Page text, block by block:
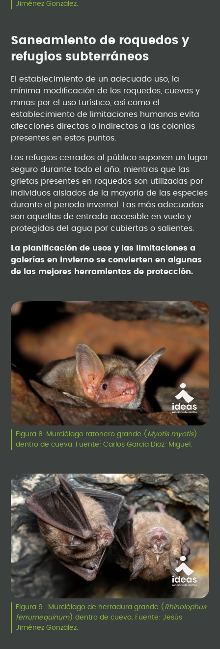
Jiménez González.
Saneamiento de roquedos y
refugios subterráneos
El establecimiento de un adecuado uso, la
mínima modificación de los roquedos, cuevas y
minas por el uso turístico, así como el
establecimiento de limitaciones humanas evita
afecciones directas o indirectas a las colonias
presentes en estos puntos.
Los refugios cerrados al público suponen un lugar
seguro durante todo el año, mientras que las
grietas presentes en roquedos son utilizadas por
individuos aislados de la mayoría de las especies
durante el periodo invernal. Las más adecuadas
son aquellas de entrada accesible en vuelo y
protegidas del agua por cubiertas o salientes.
La planificación de usos y las limitaciones a
galerías en invierno se convierten en algunas
de las mejores herramientas de protección.
Figura 8. Murciélago ratonero grande ( Myotis myotis)
dentro de cueva. Fuente: Carlos García Díaz-Miguel.
Figura 9. Murciélago de herradura grande ( Rhinolophus
ferrumequinum) dentro de cueva. Fuente: Jesús
Jiménez González.